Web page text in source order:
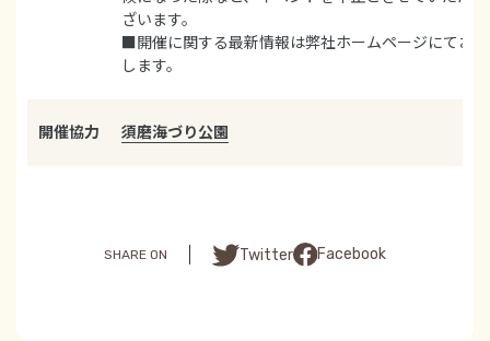
ざいます。
■開催に関する最新情報は弊社ホームページにてお
します。
開催協力 須磨海づり公園
SHARE ON Twitter Facebook